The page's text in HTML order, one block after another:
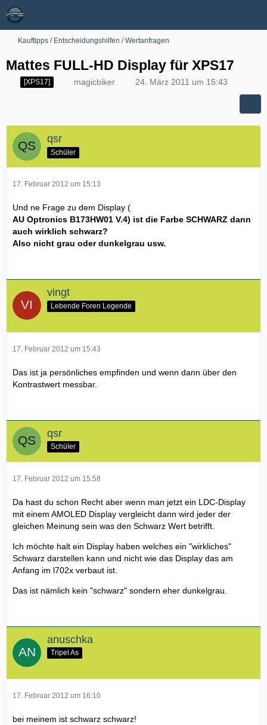
Kauftipps / Entscheidungshilfen / Wertanfragen
Mattes FULL-HD Display für XPS17
[XPS17] magicbiker 24. März 2011 um 15:43
qsr
Schüler
17. Februar 2012 um 15:13
Und ne Frage zu dem Display (
AU Optronics B173HW01 V.4) ist die Farbe SCHWARZ dann
auch wirklich schwarz?
Also nicht grau oder dunkelgrau usw.
vingt
Lebende Foren Legende
17. Februar 2012 um 15:43
Das ist ja persönliches empfinden und wenn dann über den
Kontrastwert messbar.
qsr
Schüler
17. Februar 2012 um 15:58
Da hast du schon Recht aber wenn man jetzt ein LDC-Display
mit einem AMOLED Display vergleicht dann wird jeder der
gleichen Meinung sein was den Schwarz Wert betrifft.
Ich möchte halt ein Display haben welches ein "wirkliches"
Schwarz darstellen kann und nicht wie das Display das am
Anfang im l702x verbaut ist.
Das ist nämlich kein "schwarz" sondern eher dunkelgrau.
anuschka
Tripel As
17. Februar 2012 um 16:10
bei meinem ist schwarz schwarz!